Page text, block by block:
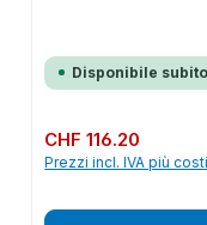
Disponibile
Prezzo normale:
CHF 116.20
Prezzi incl. IVA più